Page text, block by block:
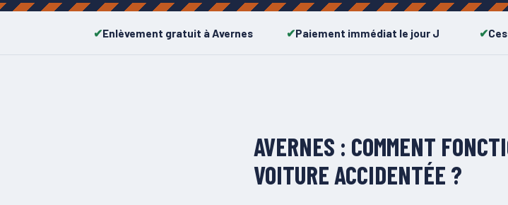
Enlèvement gratuit à Avernes Paiement immédiat le jour J
AVERNES : COMMENT
VOITURE ACCIDENTÉE ?